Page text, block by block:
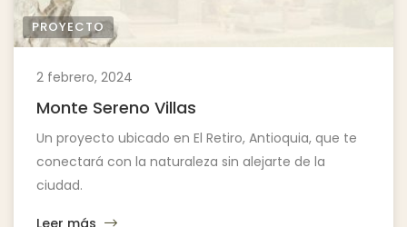
PROYECTO
2 febrero, 2024
Monte Sereno Villas
Un proyecto ubicado en El Retiro, Antioquia, que te
conectará con la naturaleza sin alejarte de la
ciudad.
Leer más